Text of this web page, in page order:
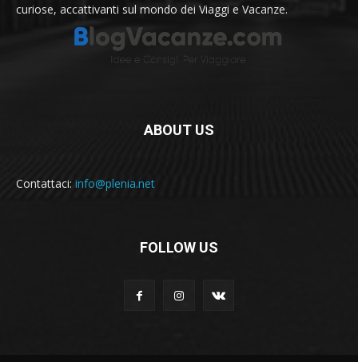
curiose, accattivanti sul mondo dei Viaggi e Vacanze.
ABOUT US
Contattaci: info@plenia.net
FOLLOW US